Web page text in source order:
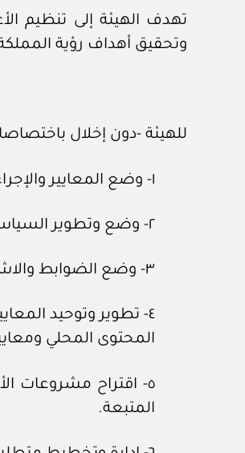
تهدف الهيئة إلى تنظيم
وتحقيق أهداف رؤية
للهيئة -دون إخلال
١- وضع المعايير والإجراءات والنماذج ذات الصلة بمجالات اختصاصها.
٢- وضع وتطوير السياسات والخطط والبرامج والمبادرات ذات الصلة بقطاع المياه، والرفع عما يتطلب استكمال إجراءات نظامية في شأنه.
٣- وضع الضوابط والاشتراطات اللازمة، لما تصدره من تراخيص ذات صلة بالأنشطة المرتبطة بمجالات اختصاصها.
٤- تطوير وتوحيد
المحتوى المحلي
٥- اقتراح مشروعات
المتبعة.